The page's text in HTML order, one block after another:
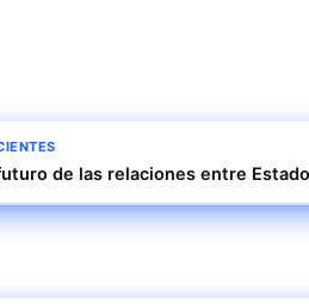
de las relaciones entre